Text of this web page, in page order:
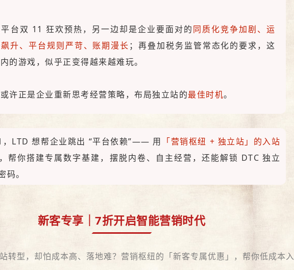
台双 11 狂欢预热，另一边却是企业要面对的同质化竞争加剧、运
升、平台规则严苛、账期漫长 ；再叠加税务监管常态化的要求，这
的游戏，似乎正变得越来越难玩。
许正是企业重新思考经营策略，布局独立站的最佳时机。
，LTD 想帮企业跳出 “平台依赖”—— 用 「营销枢纽 + 独立站 」的入站
，帮你搭建专属数字基建，摆脱内卷、自主经营，还能解锁 DTC独立
码。
新客专享｜7折开启智能营销时代
转型，却怕成本高、落地难？ 营销枢纽的「新客专属优惠」，帮你低成本入